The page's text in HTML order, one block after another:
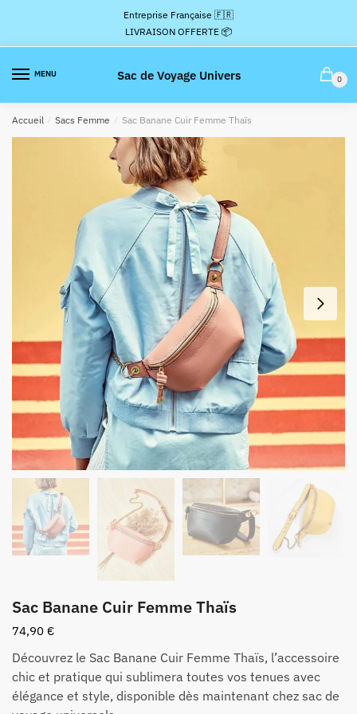
la
navigation
contenu
Entreprise Française 🇫🇷
LIVRAISON OFFERTE 📦
MENU Sac de Voyage Univers 0
Accueil / Sacs Femme / Sac Banane Cuir Femme Thaïs
Sac Banane Cuir Femme Thaïs
74,90 €
Découvrez le Sac Banane Cuir Femme Thaïs, l’accessoire
chic et pratique qui sublimera toutes vos tenues avec
élégance et style, disponible dès maintenant chez sac de